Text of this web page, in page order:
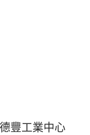
豐工業中心